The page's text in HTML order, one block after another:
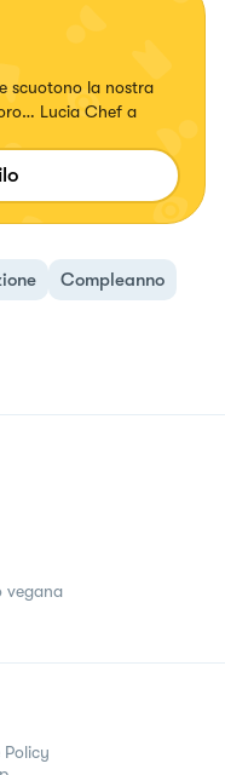
scuotono la nostra
Lucia Chef a
Compleanno
vegana